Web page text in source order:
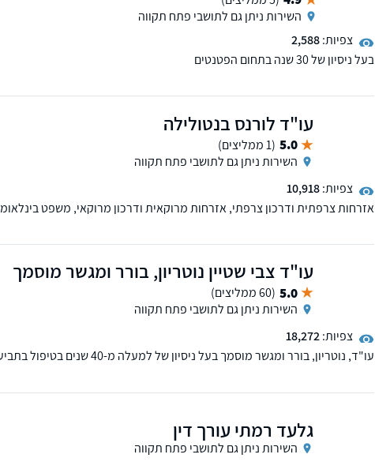
השירות ניתן גם לתושבי פתח תקווה
צפיות:2,588
בעל ניסיון של 30 שנה בתחום הפטנטים
עו"ד לורנס בנטולילה
5.0 (1 ממליצים)
השירות ניתן גם לתושבי פתח תקווה
צפיות:10,918
אזרחות צרפתית ודרכון צרפתי, אזרחות מרוקאית ודרכון מרוקאי, משפט
עו"ד צבי שטיין נוטריון, בורר ומגשר מוסמך
5.0 (60 ממליצים)
השירות ניתן גם לתושבי פתח תקווה
צפיות:18,272
עו"ד, נוטריון, בורר ומגשר מוסמך בעל
גלעד רמתי עורך דין
השירות ניתן גם לתושבי פתח תקווה